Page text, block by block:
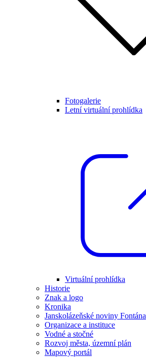
Fotogalerie
Letní virtuální prohlídka
Virtuální prohlídka
Historie
Znak a logo
Kronika
Janskolázeňské noviny Fontána
Organizace a instituce
Vodné a stočné
Rozvoj města, územní plán
Mapový portál